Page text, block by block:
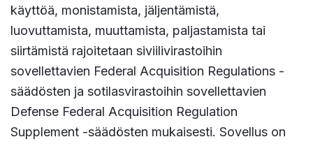
käyttöä, monistamista, jäljentämistä,
luovuttamista, muuttamista, paljastamista tai
siirtämistä rajoitetaan siviilivirastoihin
sovellettavien Federal Acquisition Regulations -
säädösten ja sotilasvirastoihin sovellettavien
Defense Federal Acquisition Regulation
Supplement -säädösten mukaisesti. Sovellus on